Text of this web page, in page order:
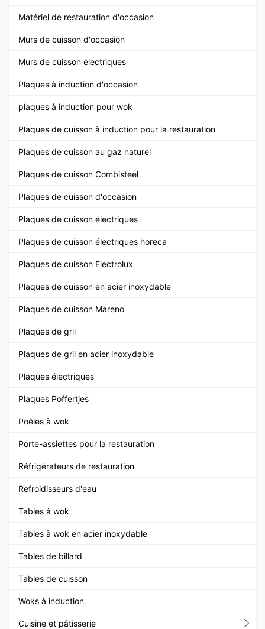
Matériel de restauration d'occasion
Murs de cuisson d'occasion
Murs de cuisson électriques
Plaques à induction d'occasion
plaques à induction pour wok
Plaques de cuisson à induction pour la restauration
Plaques de cuisson au gaz naturel
Plaques de cuisson Combisteel
Plaques de cuisson d'occasion
Plaques de cuisson électriques
Plaques de cuisson électriques horeca
Plaques de cuisson Electrolux
Plaques de cuisson en acier inoxydable
Plaques de cuisson Mareno
Plaques de gril
Plaques de gril en acier inoxydable
Plaques électriques
Plaques Poffertjes
Poêles à wok
Porte-assiettes pour la restauration
Réfrigérateurs de restauration
Refroidisseurs d'eau
Tables à wok
Tables à wok en acier inoxydable
Tables de billard
Tables de cuisson
Woks à induction
Cuisine et pâtisserie